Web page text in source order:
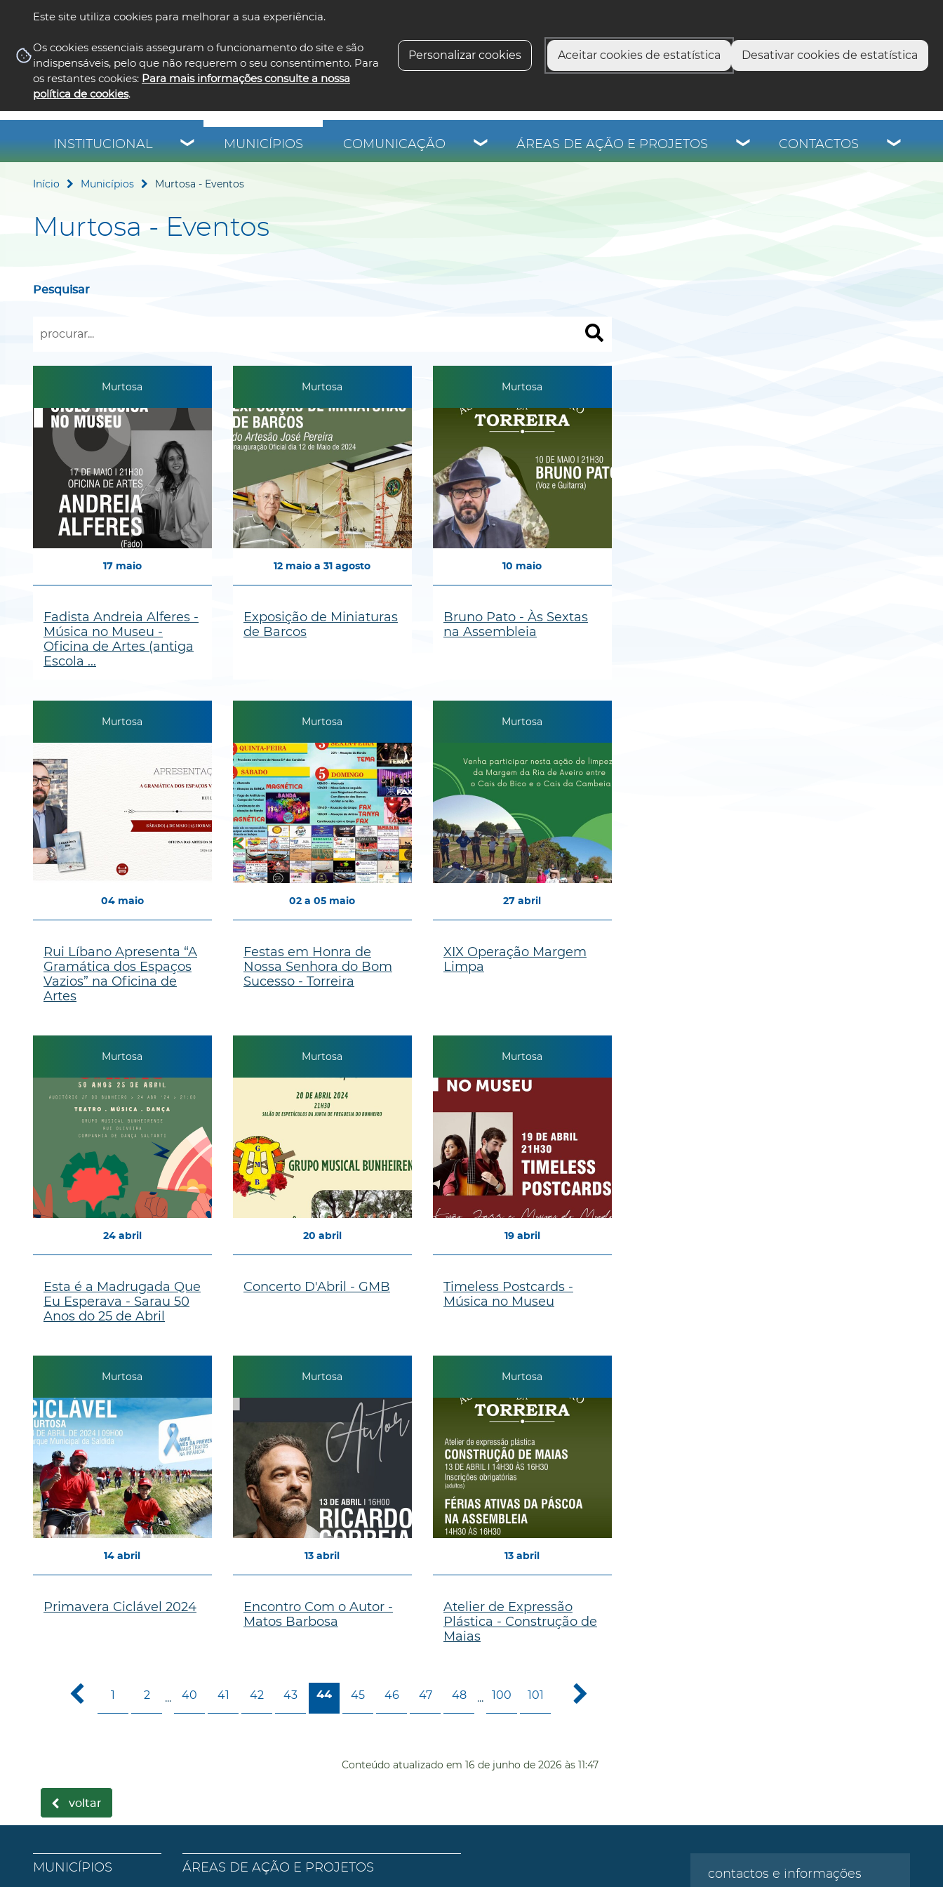
Este site utiliza cookies para melhorar a sua experiência.
Os cookies essenciais asseguram o funcionamento do site e são
indispensáveis, pelo que não requerem o seu consentimento. Para
os restantes cookies: Para mais informações consulte a nossa
política de cookies.
Personalizar cookies Aceitar cookies de estatística Desativar cookies de estatística
INSTITUCIONAL MUNICÍPIOS COMUNICAÇÃO ÁREAS DE AÇÃO E PROJETOS CONTACTOS
Início Municípios Murtosa - Eventos
Murtosa - Eventos
Pesquisar
Murtosa
17 maio
Fadista Andreia Alferes -
Música no Museu -
Oficina de Artes (antiga
Escola ...
Murtosa
12 maio a 31 agosto
Exposição de Miniaturas
de Barcos
Murtosa
10 maio
Bruno Pato - Às Sextas
na Assembleia
Murtosa
04 maio
Rui Líbano Apresenta “A
Gramática dos Espaços
Vazios” na Oficina de
Artes
Murtosa
02 a 05 maio
Festas em Honra de
Nossa Senhora do Bom
Sucesso - Torreira
Murtosa
27 abril
XIX Operação Margem
Limpa
Murtosa
24 abril
Esta é a Madrugada Que
Eu Esperava - Sarau 50
Anos do 25 de Abril
Murtosa
20 abril
Concerto D'Abril - GMB
Murtosa
19 abril
Timeless Postcards -
Música no Museu
Murtosa
14 abril
Primavera Ciclável 2024
Murtosa
13 abril
Encontro Com o Autor -
Matos Barbosa
Murtosa
13 abril
Atelier de Expressão
Plástica - Construção de
Maias
1 2 ... 40 41 42 43 44 45 46 47 48 ... 100 101
Conteúdo atualizado em 16 de junho de 2026 às 11:47
voltar
MUNICÍPIOS
ÁREAS DE AÇÃO E PROJETOS contactos e informações